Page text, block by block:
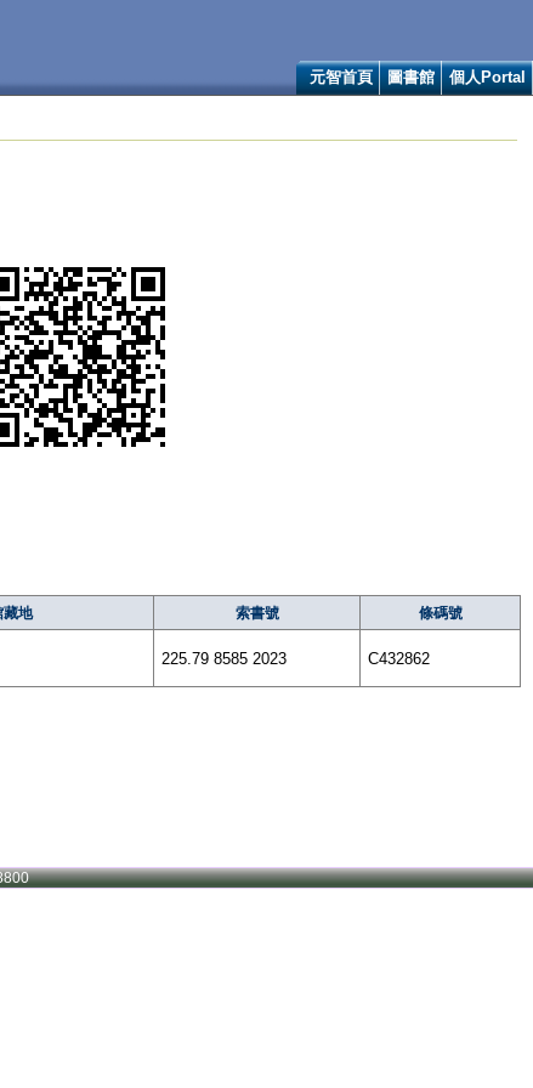
元智首頁 圖書館 個人Portal
藏地 索書號 條碼號
225.79 8585 2023 C432862